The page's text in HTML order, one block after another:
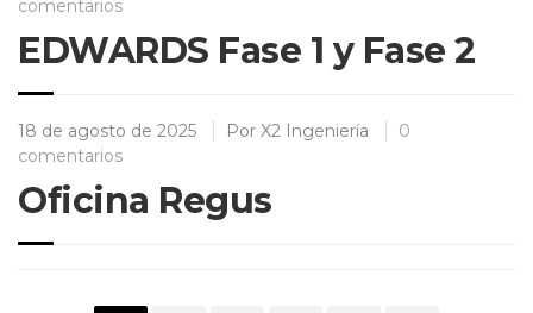
comentarios
EDWARDS Fase 1 y Fase 2
18 de agosto de 2025 Por X2 Ingeniería
0
comentarios
Oficina Regus